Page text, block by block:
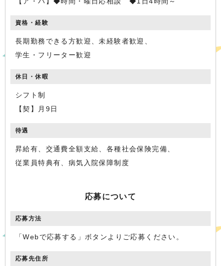
資格・経験
長期勤務できる方歓迎、未経験者歓迎、
学生・フリーター歓迎
休日・休暇
シフト制
【契】月9日
待遇
昇給有、交通費全額支給、各種社会保険完備、
従業員特典有、病気入院保障制度
応募について
応募方法
「Webで応募する」ボタンよりご応募ください。
応募先住所